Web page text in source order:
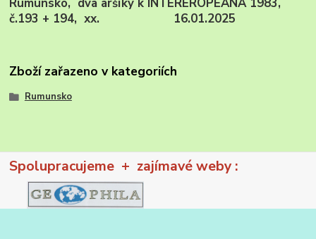
č.193 + 194, xx. 16.01.2025
Zboží zařazeno v kategoriích
Rumunsko
Spolupracujeme + zajímavé weby :